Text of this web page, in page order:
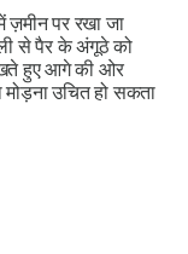
पर रखा जा
से पैर के अंगूठे को
हुए आगे की ओर
उचित हो सकता